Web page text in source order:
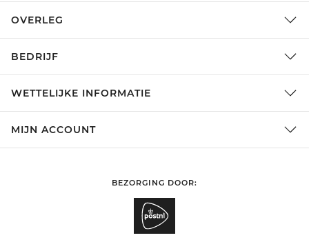
OVERLEG
BEDRIJF
WETTELIJKE INFORMATIE
MIJN ACCOUNT
BEZORGING DOOR: